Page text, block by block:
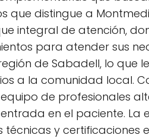
que distingue a
integral de atención,
para atender sus
de Sabadell, lo que
a la comunidad local.
de profesionales
en el paciente. La
y certificaciones